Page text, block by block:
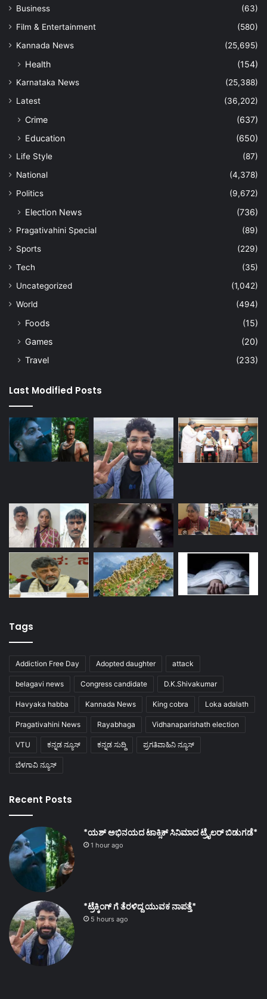
Business
(63)
Film & Entertainment
(580)
Kannada News
(25,695)
Health (154)
Karnataka News
(25,388)
Latest
(36,202)
Crime
(637)
Education
(650)
Life Style
(87)
National
(4,378)
Politics
(9,672)
Election News (736)
Pragativahini Special
(89)
Sports
(229)
Tech
(35)
Uncategorized
(1,042)
World
(494)
Foods
(15)
Games
(20)
Travel
(233)
Last Modified Posts
Tags
Addiction Free Day Adopted daughter attack
belagavi news Congress candidate D.K.Shivakumar
Havyaka habba Kannada News King cobra Loka adalath
Pragativahini News Rayabhaga Vidhanaparishath election
VTU ಕನ್ನಡ ನ್ಯೂಸ್ ಕನ್ನಡ ಸುದ್ದಿ ಪ್ರಗತಿವಾಹಿನಿ ನ್ಯೂಸ್
ಬೆಳಗಾವಿ ನ್ಯೂಸ್
Recent Posts
*ಯಶ್ ಅಭಿನಯದ ಟಾಕ್ಸಿಕ್ ಸಿನಿಮಾದ ಟ್ರೈಲರ್ ಬಿಡುಗಡೆ*
1 hour ago
*ಟ್ರೆಕ್ಕಿಂಗ್ ಗೆ ತೆರಳಿದ್ದ ಯುವಕ ನಾಪತ್ತೆ*
5 hours ago